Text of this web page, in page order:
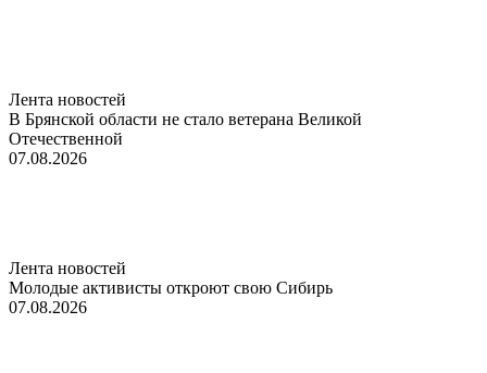
Лента новостей
В Брянской области не стало ветерана Великой
Отечественной
07.08.2026
Лента новостей
Молодые активисты откроют свою Сибирь
07.08.2026